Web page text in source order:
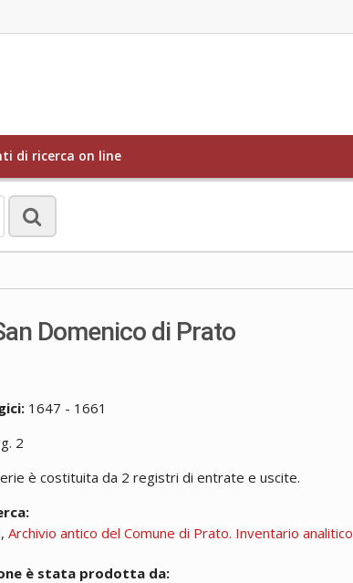
di ricerca on line
Domenico di Prato
1647 - 1661
2
è costituita da 2 registri di entrate e uscite.
Archivio antico del Comune di Prato. Inventario analitico
è stata prodotta da: